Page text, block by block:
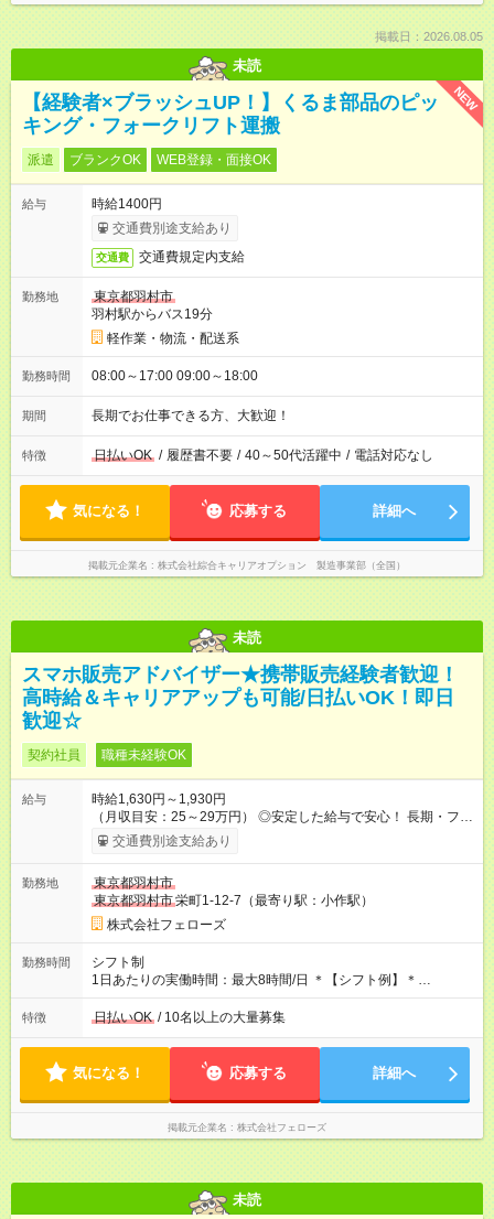
掲載日：2026.08.05
未読
NEW
【経験者×ブラッシュUP！】くるま部品のピッ
キング・フォークリフト運搬
派遣 ブランクOK WEB登録・面接OK
給与
時給1400円
交通費別途支給あり
交通費 交通費規定内支給
勤務地
東京都羽村市
羽村駅からバス19分
軽作業・物流・配送系
勤務時間 08:00～17:00 09:00～18:00
期間 長期でお仕事できる方、大歓迎！
特徴 日払いOK / 履歴書不要 / 40～50代活躍中 / 電話対応なし
気になる！ 応募する 詳細へ
掲載元企業名 株式会社綜合キャリアオプション 製造事業部（全国）
未読
スマホ販売アドバイザー★携帯販売経験者歓迎！
高時給＆キャリアアップも可能/日払いOK！即日
歓迎☆
契約社員 職種未経験OK
給与
時給1,630円～1,930円
（月収目安：25～29万円） ◎安定した給与で安心！ 長期・フル
タイムで勤務いただける方にお越しいただきたいと思っていま
す。シフトが削られることはないので、安定した給与が入りま
たいという人もいると思います。このあたりは柔軟に対応する
ので、お気軽にご相談ください！ ※2ヶ月の試用期間がありま
す。その間の給与・待遇に変更はありません。 【試用期間】試
用期間あり 試用期間の長さ：2ヶ月 雇用形態、給与は本採用時
と同じです。
交通費別途支給あり
勤務地
東京都羽村市
東京都羽村市栄町1-12-7（最寄り駅：小作駅）
株式会社フェローズ
勤務時間
シフト制
1日あたりの実働時間：最大8時間/日 ＊【シフト例】＊
(1) 10:00～19:00 (2) 11:00～20:00 (3) 12:00～21:00 など ◎
いずれも実働8時間・休憩1時間です。中抜けシフトなどはあり
たい」などあれば相談に応じますのでおっしゃってください！
特徴 日払いOK / 10名以上の大量募集
気になる！ 応募する 詳細へ
掲載元企業名 株式会社フェローズ
未読